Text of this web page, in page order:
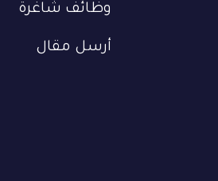
وظائف شاغرة
أرسل مقال